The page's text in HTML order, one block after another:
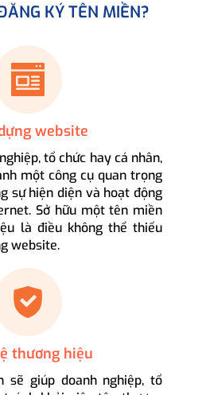
KÝ TÊN MIỀN?
website
tổ chức hay cá nhân,
một công cụ quan trọng
sự hiện diện và hoạt động
Sở hữu một tên miền
là điều không thể thiếu
website.
thương hiệu
sẽ giúp doanh nghiệp, tổ